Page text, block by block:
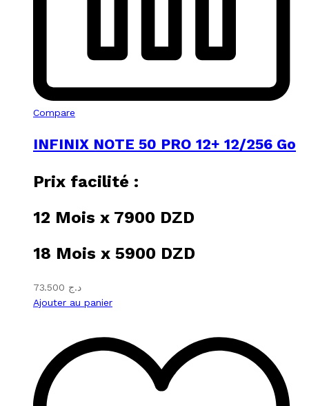
Compare
INFINIX NOTE 50 PRO 12+ 12/256 Go
Prix facilité :
12 Mois x 7900 DZD
18 Mois x 5900 DZD
د.ج
Ajouter au panier